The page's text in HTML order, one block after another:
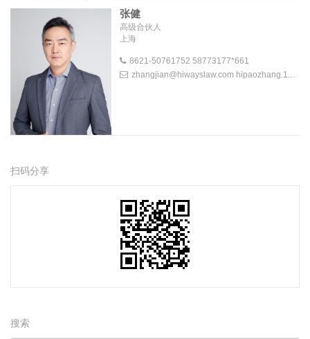
张健
高级合伙人
上海
8621-50761752 58773177*661
zhangjian@hiwayslaw.com hipaozhang.118 @163.com
扫码分享
搜索